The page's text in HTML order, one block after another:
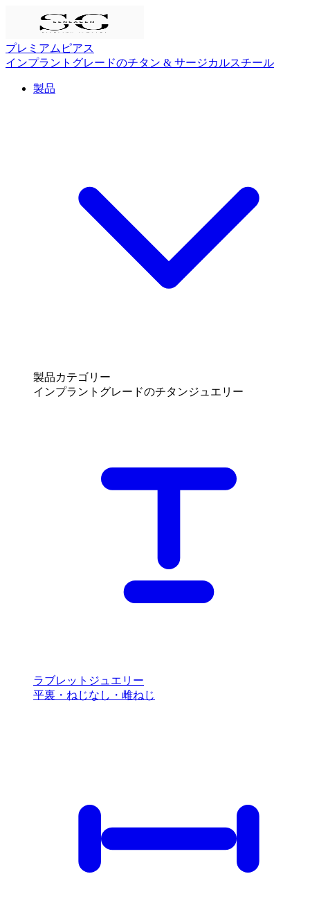
プレミアムピアス
インプラントグレードのチタン & サージカルスチール
製品
製品カテゴリー
インプラントグレードのチタンジュエリー
ラブレットジュエリー
平裏・ねじなし・雌ねじ